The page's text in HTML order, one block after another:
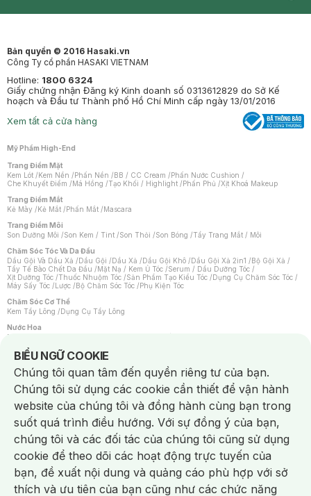
Bản quyền © 2016 Hasaki.vn
Công Ty cổ phần HASAKI VIETNAM
Hotline: 1800 6324
Giấy chứng nhận Đăng ký Kinh doanh số 0313612829 do Sở Kế
hoạch và Đầu tư Thành phố Hồ Chí Minh cấp ngày 13/01/2016
Xem tất cả cửa hàng
Mỹ Phẩm High-End
Trang Điểm Mặt
Kem Lót /Kem Nền /Phấn Nền /BB / CC Cream /Phấn Nước Cushion /
Che Khuyết Điểm /Má Hồng /Tạo Khối / Highlight /Phấn Phủ /Xịt Khoá Makeup
Trang Điểm Mắt
Kẻ Mày /Kẻ Mắt /Phấn Mắt /Mascara
Trang Điểm Môi
Son Dưỡng Môi /Son Kem / Tint /Son Thỏi /Son Bóng /Tẩy Trang Mắt / Môi
Chăm Sóc Tóc Và Da Đầu
Dầu Gội Và Dầu Xả /Dầu Gội /Dầu Xả /Dầu Gội Khô /Dầu Gội Xả 2in1 /Bộ Gội Xả /
Tẩy Tế Bào Chết Da Đầu /Mặt Nạ / Kem Ủ Tóc /Serum / Dầu Dưỡng Tóc /
Xịt Dưỡng Tóc /Thuốc Nhuộm Tóc /Sản Phẩm Tạo Kiểu Tóc /Dụng Cụ Chăm Sóc Tóc /
Máy Sấy Tóc /Lược /Bộ Chăm Sóc Tóc /Phụ Kiện Tóc
Chăm Sóc Cơ Thể
Kem Tẩy Lông /Dụng Cụ Tẩy Lông
Nước Hoa
Nước Hoa Nữ
Chăm Sóc Cá Nhân
Chống Muỗi /Khẩu Trang /Máy Massage/Mặt Nạ Xông Hơi /Nước Rửa Tay/
Sản Phẩm Chăm Sóc Khác /Bàn Chải Đánh Răng /Bàn Chải Điện/
Hỗ Trợ Trắng Răng/Kem Đánh Răng /Máy Tăm Nước/ Nước Súc Miệng/
Tăm / Chỉ Nha Khoa/ Xịt Thơm Miệng / Dung Dịch Vệ Sinh/Dưỡng Vùng Kín/
Khăn Ướt Vệ Sinh Vùng Kín/Băng Vệ Sinh/Tampon/Bọt Cạo Râu /Dao Cạo Râu/
Máy Cạo Râu
Vấn Đề Về Da
Da Dầu / Lỗ Chân Lông To/ Da Khô / Mất Nước/ Da Lão Hóa/ Da Mụn/
Da Nhạy Cảm / Kích Ứng
Da Xỉn Màu Thâm / Nám / Tàn Nhang
Quầng Thâm & Bọng Mắt /Sẹo /Viêm Da Cơ Địa
Dụng Cụ / Phụ Kiện Chăm Sóc Da
Bông Tẩy Trang
Khăn Lau Mặt Khô Dụng Cụ / Máy Rửa Mặt Máy Chăm Sóc Da
Dụng Cụ Chăm Sóc Khác
BIỂU NGỮ COOKIE
Notice about cookies usage
Chúng tôi quan tâm đến quyền riêng tư của bạn.
Chúng tôi sử dụng các cookie cần thiết để vận hành
website của chúng tôi và đồng hành cùng bạn trong
suốt quá trình điều hướng. Với sự đồng ý của bạn,
chúng tôi và các đối tác của chúng tôi cũng sử dụng
cookie để theo dõi các hoạt động trực tuyến của
bạn, đề xuất nội dung và quảng cáo phù hợp với sở
thích và ưu tiên của bạn cũng như các chức năng